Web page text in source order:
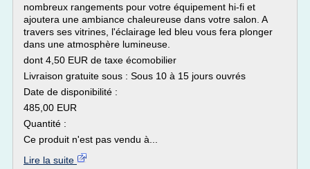
nombreux rangements pour votre équipement hi-fi et
ajoutera une ambiance chaleureuse dans votre salon. A
travers ses vitrines, l'éclairage led bleu vous fera plonger
dans une atmosphère lumineuse.
dont 4,50 EUR de taxe écomobilier
Livraison gratuite sous : Sous 10 à 15 jours ouvrés
Date de disponibilité :
485,00 EUR
Quantité :
Ce produit n'est pas vendu à...
Lire la suite